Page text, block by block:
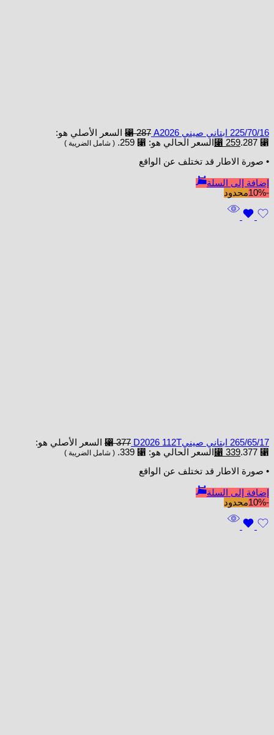
225/70/16 ابتاني صيني A2026 ⃁287
السعر الأصلي هو:
⃁ 287.
⃁ 259 السعر الحالي هو: ⃁ 259. ( شامل الضريبة )
• صورة الاطار قد تختلف عن الواقع
إضافة إلى السلة
-10%
محدود
265/65/17 ابتاني صينيD2026 112T ⃁377
السعر الأصلي هو:
⃁ 377.
⃁ 339 السعر الحالي هو: ⃁ 339. ( شامل الضريبة )
• صورة الاطار قد تختلف عن الواقع
إضافة إلى السلة
-10%
محدود